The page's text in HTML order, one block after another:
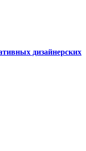
дизайнерских